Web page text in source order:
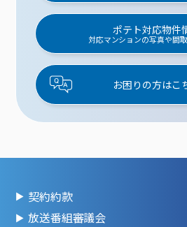
ポテト対応物件
対応マンションの写真や間
お困りの方はこ
契約約款
放送番組審議会